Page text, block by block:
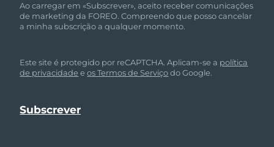
Ao carregar em «Subscrever», aceito receber comunicações
de marketing da FOREO. Compreendo que posso cancelar
a minha subscrição a qualquer momento.
Este site é protegido por reCAPTCHA. Aplicam-se a política
de privacidade eos Termos de Serviçodo Google.